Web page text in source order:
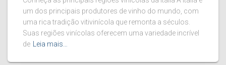
um dos principais produtores de vinho do mundo, com
uma rica tradição vitivinícola que remonta a séculos.
Suas regiões vinícolas oferecem uma variedade incrível
de
Leia mais…